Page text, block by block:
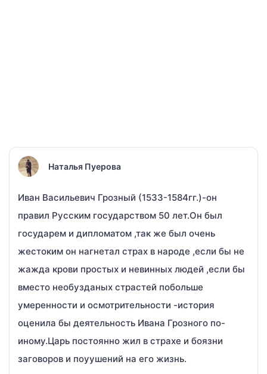
Наталья Пуерова
Иван Васильевич Грозный (1533-1584гг.)-он
правил Русским государством 50 лет.Он был
государем и дипломатом ,так же был очень
жестоким он нагнетал страх в народе ,если бы не
жажда крови простых и невинных людей ,если бы
вместо необузданых страстей побольше
умеренности и осмотрительности -история
оценила бы деятельность Ивана Грозного по-
иному.Царь постоянно жил в страхе и боязни
заговоров и поуушений на его жизнь.